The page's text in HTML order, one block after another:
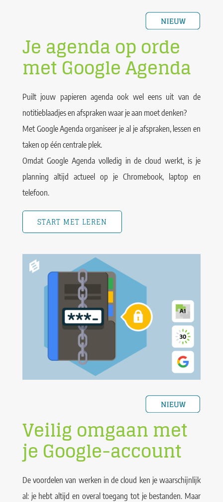
Je agenda op orde
met Google Agenda
Puilt jouw papieren agenda ook wel eens uit van de
notitieblaadjes en afspraken waar je aan moet denken?
Met Google Agenda organiseer je al je afspraken, lessen en
taken op één centrale plek.
Omdat Google Agenda volledig in de cloud werkt, is je
planning altijd actueel op je Chromebook, laptop en
telefoon.
START MET LEREN
Veilig omgaan met
je Google-account
De voordelen van werken in de cloud ken je waarschijnlijk
al: je hebt altijd en overal toegang tot je bestanden. Maar